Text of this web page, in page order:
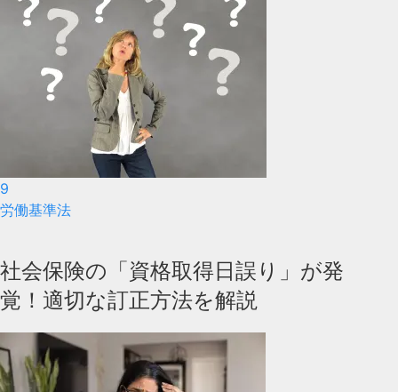
9
労働基準法
社会保険の「資格取得日誤り」が発
覚！適切な訂正方法を解説